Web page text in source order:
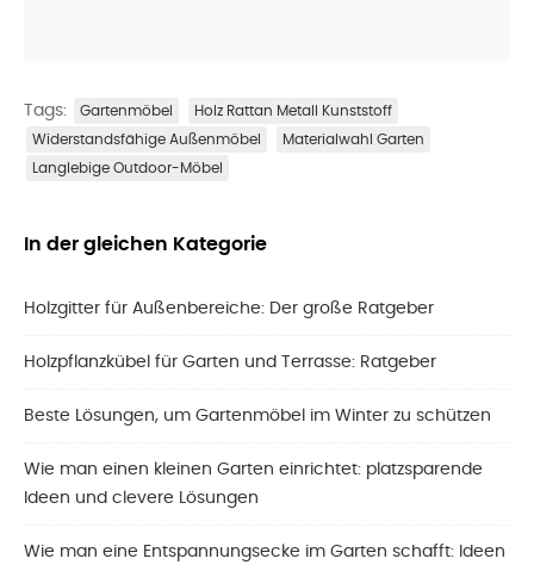
Tags: Gartenmöbel
Holz Rattan Metall Kunststoff
Widerstandsfähige Außenmöbel
Materialwahl Garten
Langlebige Outdoor-Möbel
In der gleichen Kategorie
Holzgitter für Außenbereiche: Der große Ratgeber
Holzpflanzkübel für Garten und Terrasse: Ratgeber
Beste Lösungen, um Gartenmöbel im Winter zu schützen
Wie man einen kleinen Garten einrichtet: platzsparende
Ideen und clevere Lösungen
Wie man eine Entspannungsecke im Garten schafft: Ideen